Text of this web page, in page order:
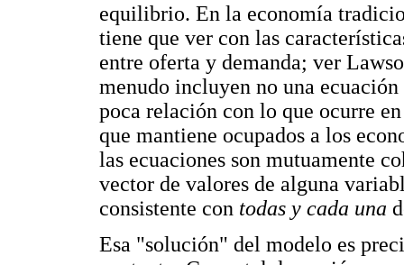
equilibrio. En la economía
tiene que ver con las
entre oferta y demanda; ver
menudo incluyen no una
poca relación con lo que ocurre
que mantiene ocupados a los
las ecuaciones son mutuamente
vector de valores de alguna
consistente con todas y cada una
Esa "solución" del modelo es